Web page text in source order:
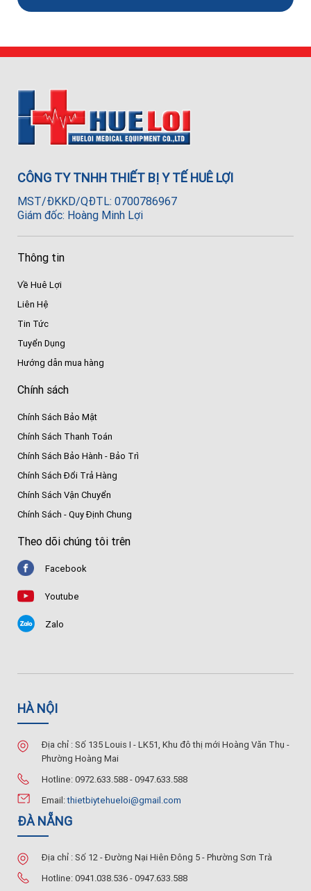
CÔNG TY TNHH THIẾT BỊ Y TẾ HUÊ LỢI
MST/ĐKKD/QĐTL: 0700786967
Giám đốc: Hoàng Minh Lợi
Thông tin
Về Huê Lợi
Liên Hệ
Tin Tức
Tuyển Dụng
Hướng dẫn mua hàng
Chính sách
Chính Sách Bảo Mật
Chính Sách Thanh Toán
Chính Sách Bảo Hành - Bảo Trì
Chính Sách Đổi Trả Hàng
Chính Sách Vận Chuyển
Chính Sách - Quy Định Chung
Theo dõi chúng tôi trên
Facebook
Youtube
Zalo
HÀ NỘI
Địa chỉ : Số 135 Louis I - LK51, Khu đô thị mới Hoàng Văn Thụ -
Phường Hoàng Mai
Hotline: 0972.633.588 - 0947.633.588
Email:thietbiytehueloi@gmail.com
ĐÀ NẴNG
Địa chỉ : Số 12 - Đường Nại Hiên Đông 5 - Phường Sơn Trà
Hotline: 0941.038.536 - 0947.633.588